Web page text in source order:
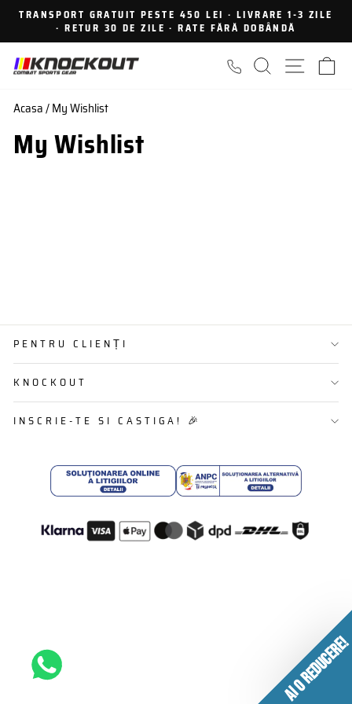
Sari
continut
Intrerupe
TRANSPORT GRATUIT PESTE 450 LEI · LIVRARE 1-3 ZILE
· RETUR 30 DE ZILE · RATE FĂRĂ DOBÂNDĂ
CAUTARE
Acasa/My Wishlist
My Wishlist
PENTRU CLIENȚI
KNOCKOUT
INSCRIE-TE SI CASTIGA! 🎉
AI O